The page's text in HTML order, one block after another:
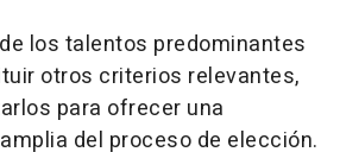
los talentos predominantes
otros criterios relevantes,
para ofrecer una
del proceso de elección.